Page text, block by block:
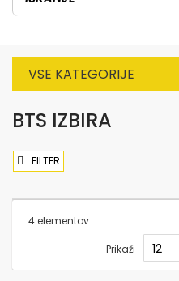
VSE KATEGORIJE
BTS IZBIRA
4elementov
Prikaži
FILTER